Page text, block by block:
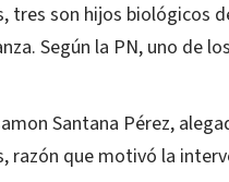
tres son hijos biológicos
Según la PN, uno de
Santana Pérez,
razón que motivó la